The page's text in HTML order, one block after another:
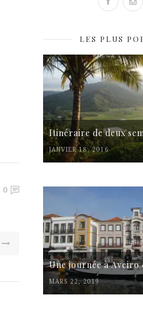
0
LES PLUS
Itinéraire de deux
JANVIER 18, 2016
Une journée à Aveiro
MARS 22, 2019